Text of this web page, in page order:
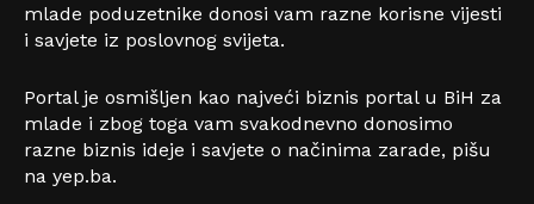
mlade poduzetnike donosi vam razne korisne vijesti
i savjete iz poslovnog svijeta.
Portal je osmišljen kao najveći biznis portal u BiH za
mlade i zbog toga vam svakodnevno donosimo
razne biznis ideje i savjete o načinima zarade, pišu
na yep.ba.